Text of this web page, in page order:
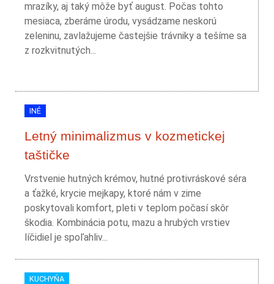
mrazíky, aj taký môže byť august. Počas tohto
mesiaca, zberáme úrodu, vysádzame neskorú
zeleninu, zavlažujeme častejšie trávniky a tešíme sa
z rozkvitnutých...
INÉ
Letný minimalizmus v kozmetickej
taštičke
Vrstvenie hutných krémov, hutné protivráskové séra
a ťažké, krycie mejkapy, ktoré nám v zime
poskytovali komfort, pleti v teplom počasí skôr
škodia. Kombinácia potu, mazu a hrubých vrstiev
líčidiel je spoľahliv...
KUCHYŇA